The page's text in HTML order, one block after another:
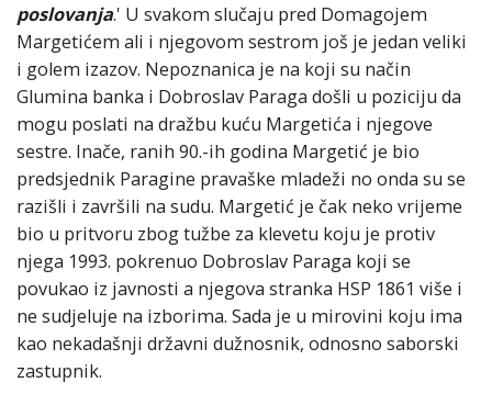
poslovanja.' U svakom slučaju pred Domagojem
Margetićem ali i njegovom sestrom još je jedan veliki
i golem izazov. Nepoznanica je na koji su način
Glumina banka i Dobroslav Paraga došli u poziciju da
mogu poslati na dražbu kuću Margetića i njegove
sestre. Inače, ranih 90.-ih godina Margetić je bio
predsjednik Paragine pravaške mladeži no onda su se
razišli i završili na sudu. Margetić je čak neko vrijeme
bio u pritvoru zbog tužbe za klevetu koju je protiv
njega 1993. pokrenuo Dobroslav Paraga koji se
povukao iz javnosti a njegova stranka HSP 1861 više i
ne sudjeluje na izborima. Sada je u mirovini koju ima
kao nekadašnji državni dužnosnik, odnosno saborski
zastupnik.